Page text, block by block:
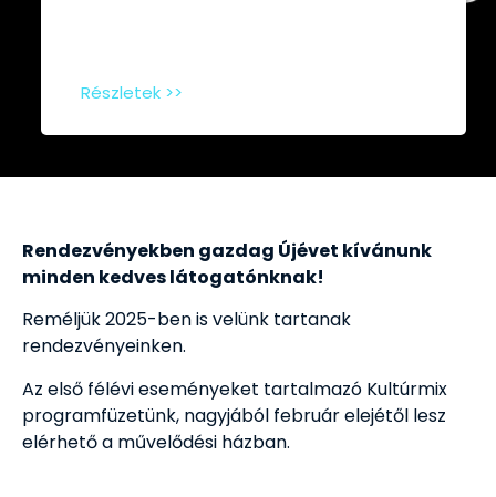
Részletek >>
Rendezvényekben gazdag Újévet kívánunk minden
kedves látogatónknak!
Reméljük 2025-ben is velünk tartanak
rendezvényeinken.
Az első félévi eseményeket tartalmazó Kultúrmix
programfüzetünk, nagyjából február elejétől lesz
elérhető a művelődési házban.